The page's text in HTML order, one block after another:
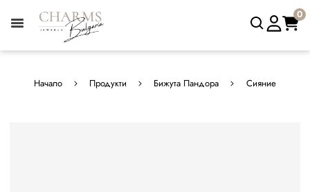
0
Начало Продукти Бижута Пандора Сияние